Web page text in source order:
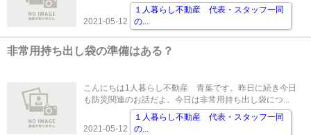
2021-05-12
１人暮らし不動産 代表・スタッフ一同
の...
非常用持ち出し袋の準備はある？
こんにちは1人暮らし不動産 青葉です。昨日に続き今日
も防災関連のお話だよ。今日は非常用持ち出し袋につ...
2021-05-12
１人暮らし不動産 代表・スタッフ一同
の...